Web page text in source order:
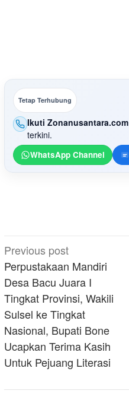
Tetap Terhubung
Ikuti Zonanusantara.com
terkini.
WhatsApp Channel
Post
navigation
Previous post
Perpustakaan Mandiri
Desa Bacu Juara I
Tingkat Provinsi, Wakili
Sulsel ke Tingkat
Nasional, Bupati Bone
Ucapkan Terima Kasih
Untuk Pejuang Literasi